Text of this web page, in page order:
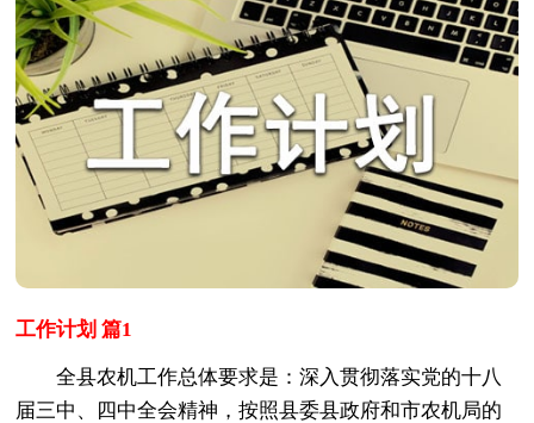
工作计划 篇1
全县农机工作总体要求是：深入贯彻落实党的十八
届三中、四中全会精神，按照县委县政府和市农机局的